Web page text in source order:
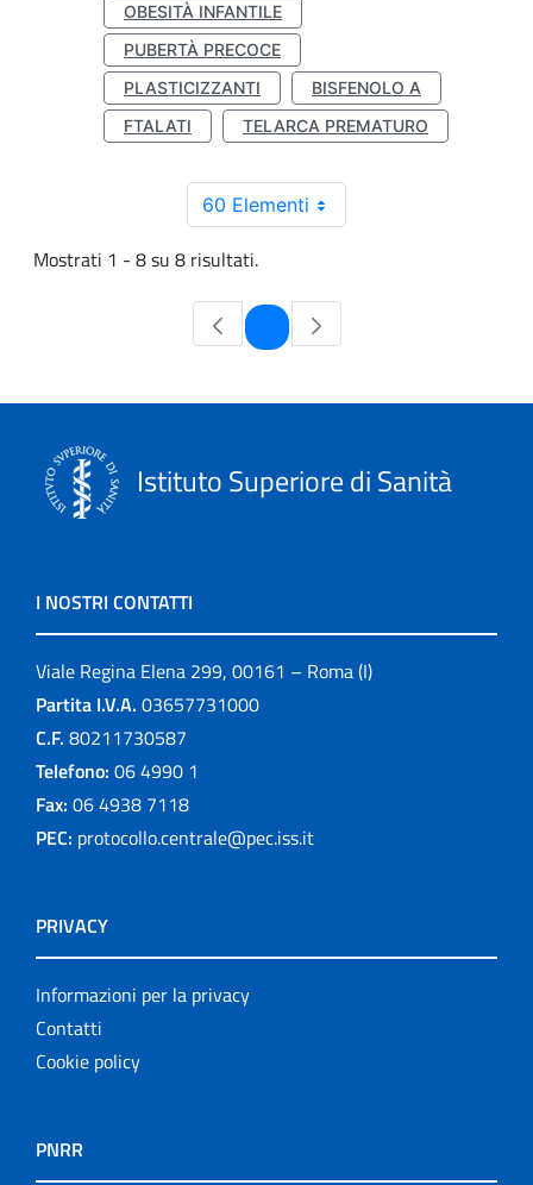
OBESITÀ INFANTILE
PUBERTÀ PRECOCE
PLASTICIZZANTI
BISFENOLO A
FTALATI
TELARCA PREMATURO
60 Elementi
Mostrati 1 - 8 su 8 risultati.
Pagina
Istituto Superiore di Sanità
I NOSTRI CONTATTI
Viale Regina Elena 299, 00161 – Roma (I)
Partita I.V.A. 03657731000
C.F. 80211730587
Telefono: 06 4990 1
Fax: 06 4938 7118
PEC: protocollo.centrale@pec.iss.it
PRIVACY
Informazioni per la privacy
Contatti
Cookie policy
PNRR